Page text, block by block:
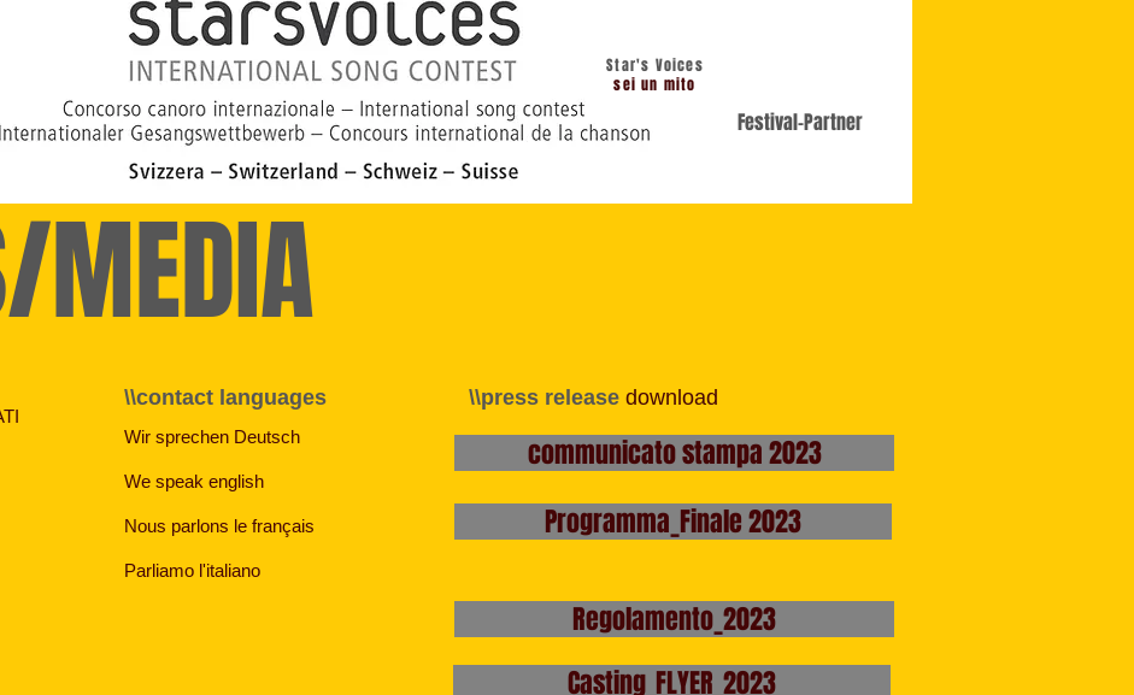
Star's Voices
sei un mito
Festival-Partner
MEDIA
\\contact languages
Wir sprechen Deutsch
We speak english
Nous parlons le français
Parliamo l'italiano
\\press release download
communicato stampa 2023
Programma_Finale 2023
Regolamento_2023
Casting_FLYER_2023